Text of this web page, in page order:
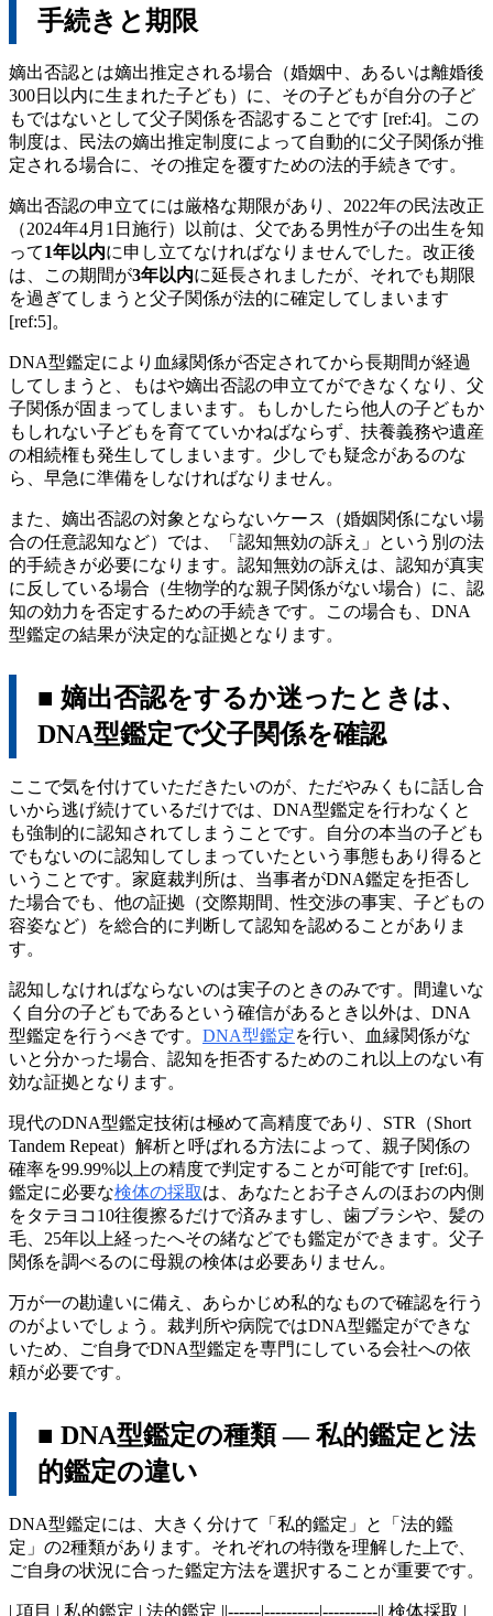
手続きと期限
嫡出否認とは嫡出推定される場合（婚姻中、あるいは離婚後
300日以内に生まれた子ども）に、その子どもが自分の子ど
もではないとして父子関係を否認することです [ref:4]。この
制度は、民法の嫡出推定制度によって自動的に父子関係が推
定される場合に、その推定を覆すための法的手続きです。
嫡出否認の申立てには厳格な期限があり、2022年の民法改正
（2024年4月1日施行）以前は、父である男性が子の出生を知
って1年以内に申し立てなければなりませんでした。改正後
は、この期間が3年以内に延長されましたが、それでも期限
を過ぎてしまうと父子関係が法的に確定してしまいます
[ref:5]。
DNA型鑑定により血縁関係が否定されてから長期間が経過
してしまうと、もはや嫡出否認の申立てができなくなり、父
子関係が固まってしまいます。もしかしたら他人の子どもか
もしれない子どもを育てていかねばならず、扶養義務や遺産
の相続権も発生してしまいます。少しでも疑念があるのな
ら、早急に準備をしなければなりません。
また、嫡出否認の対象とならないケース（婚姻関係にない場
合の任意認知など）では、「認知無効の訴え」という別の法
的手続きが必要になります。認知無効の訴えは、認知が真実
に反している場合（生物学的な親子関係がない場合）に、認
知の効力を否定するための手続きです。この場合も、DNA
型鑑定の結果が決定的な証拠となります。
■ 嫡出否認をするか迷ったときは、
DNA型鑑定で父子関係を確認
ここで気を付けていただきたいのが、ただやみくもに話し合
いから逃げ続けているだけでは、DNA型鑑定を行わなくと
も強制的に認知されてしまうことです。自分の本当の子ども
でもないのに認知してしまっていたという事態もあり得ると
いうことです。家庭裁判所は、当事者がDNA鑑定を拒否し
た場合でも、他の証拠（交際期間、性交渉の事実、子どもの
容姿など）を総合的に判断して認知を認めることがありま
す。
認知しなければならないのは実子のときのみです。間違いな
く自分の子どもであるという確信があるとき以外は、DNA
型鑑定を行うべきです。 DNA型鑑定を行い、血縁関係がな
いと分かった場合、認知を拒否するためのこれ以上のない有
効な証拠となります。
現代のDNA型鑑定技術は極めて高精度であり、STR（Short
Tandem Repeat）解析と呼ばれる方法によって、親子関係の
確率を99.99%以上の精度で判定することが可能です [ref:6]。
鑑定に必要な検体の採取は、あなたとお子さんのほおの内側
をタテヨコ10往復擦るだけで済みますし、歯ブラシや、髪の
毛、25年以上経ったへその緒などでも鑑定ができます。父子
関係を調べるのに母親の検体は必要ありません。
万が一の勘違いに備え、あらかじめ私的なもので確認を行う
のがよいでしょう。裁判所や病院ではDNA型鑑定ができな
いため、ご自身でDNA型鑑定を専門にしている会社への依
頼が必要です。
■ DNA型鑑定の種類 ― 私的鑑定と法
的鑑定の違い
DNA型鑑定には、大きく分けて「私的鑑定」と「法的鑑
定」の2種類があります。それぞれの特徴を理解した上で、
ご自身の状況に合った鑑定方法を選択することが重要です。
| 項目 | 私的鑑定 | 法的鑑定 ||------|----------|----------|| 検体採取 |